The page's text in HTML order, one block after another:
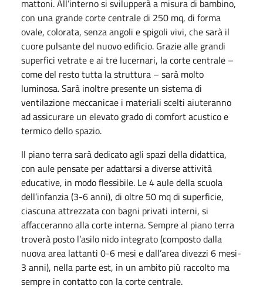
mattoni. All’interno si svilupperà a misura di bambino,
con una grande corte centrale di 250 mq, di forma
ovale, colorata, senza angoli e spigoli vivi, che sarà il
cuore pulsante del nuovo edificio. Grazie alle grandi
superfici vetrate e ai tre lucernari, la corte centrale –
come del resto tutta la struttura – sarà molto
luminosa. Sarà inoltre presente un sistema di
ventilazione meccanicae i materiali scelti aiuteranno
ad assicurare un elevato grado di comfort acustico e
termico dello spazio.
Il piano terra sarà dedicato agli spazi della didattica,
con aule pensate per adattarsi a diverse attività
educative, in modo flessibile. Le 4 aule della scuola
dell’infanzia (3-6 anni), di oltre 50 mq di superficie,
ciascuna attrezzata con bagni privati interni, si
affacceranno alla corte interna. Sempre al piano terra
troverà posto l’asilo nido integrato (composto dalla
nuova area lattanti 0-6 mesi e dall’area divezzi 6 mesi-
3 anni), nella parte est, in un ambito più raccolto ma
sempre in contatto con la corte centrale.